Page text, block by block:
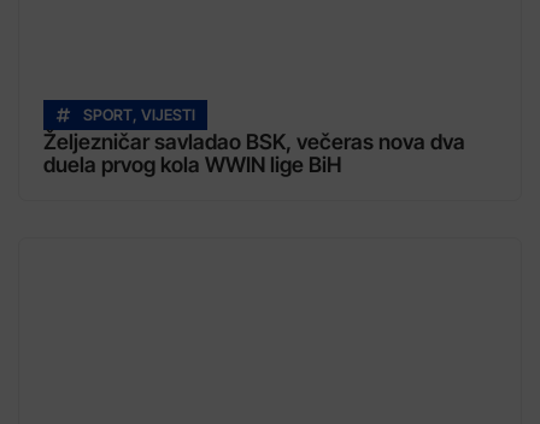
SPORT VIJESTI
Željezničar savladao BSK, večeras nova dva
duela prvog kola WWIN lige BiH